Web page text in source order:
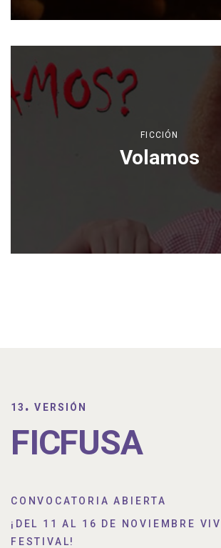
FICCIÓN
Volamos
13 . VERSIÓN
FICFUSA
CONVOCATORIA ABIERTA
¡DEL 11 AL 16 DE NOVIEMBRE
FESTIVAL!